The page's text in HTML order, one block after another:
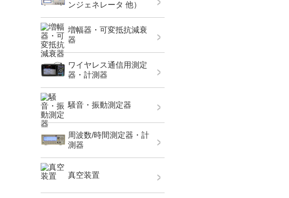
ンジェネレータ 他）
増幅器・可変抵抗減衰
器
ワイヤレス通信用測定
器・計測器
騒音・振動測定器
周波数/時間測定器・計
測器
真空装置